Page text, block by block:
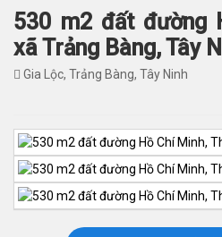
530 m2 đất đường
xã Trảng Bàng, Tây
Gia Lộc, Trảng Bàng, Tây Ninh